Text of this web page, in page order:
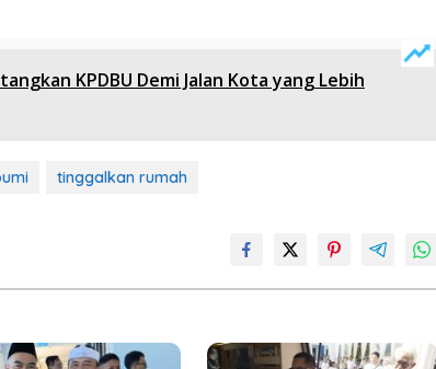
KPDBU Demi Jalan Kota yang Lebih
tinggalkan rumah